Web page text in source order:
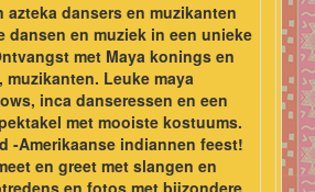
azteka dansers en muzikanten
dansen en muziek in een unieke
met Maya konings en
muzikanten. Leuke maya
inca danseressen en een
met mooiste kostuums.
-Amerikaanse indiannen feest!
en greet met slangen en